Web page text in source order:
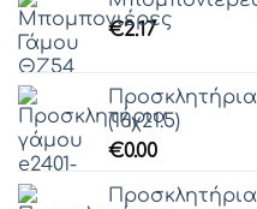
Γραμματοσειρά 61
€2.17
(16χ21.5)
€0.00
Προσκλητήρια